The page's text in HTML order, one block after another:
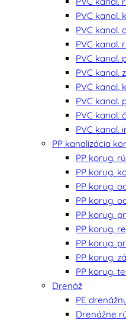
PVC kanal.
PVC kanal.
PVC kanal.
PVC kanal.
PVC kanal.
PVC kanal.
PVC kanal.
PVC kanal.
PVC kanal.
PP kanalizácia
PP korug.
PP korug.
PP korug.
PP korug.
PP korug.
PP korug.
PP korug.
PP korug.
PP korug.
Drenáž
PE
Drenážne